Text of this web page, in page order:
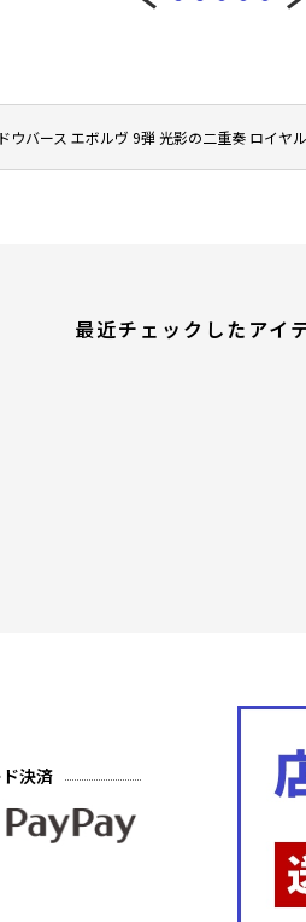
ウバース エボルヴ 9弾 光影の二重奏 ロイヤ
最近チェックしたアイ
決済